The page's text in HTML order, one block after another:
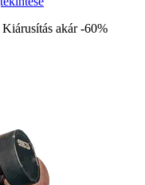
Kiárusítás akár -60%